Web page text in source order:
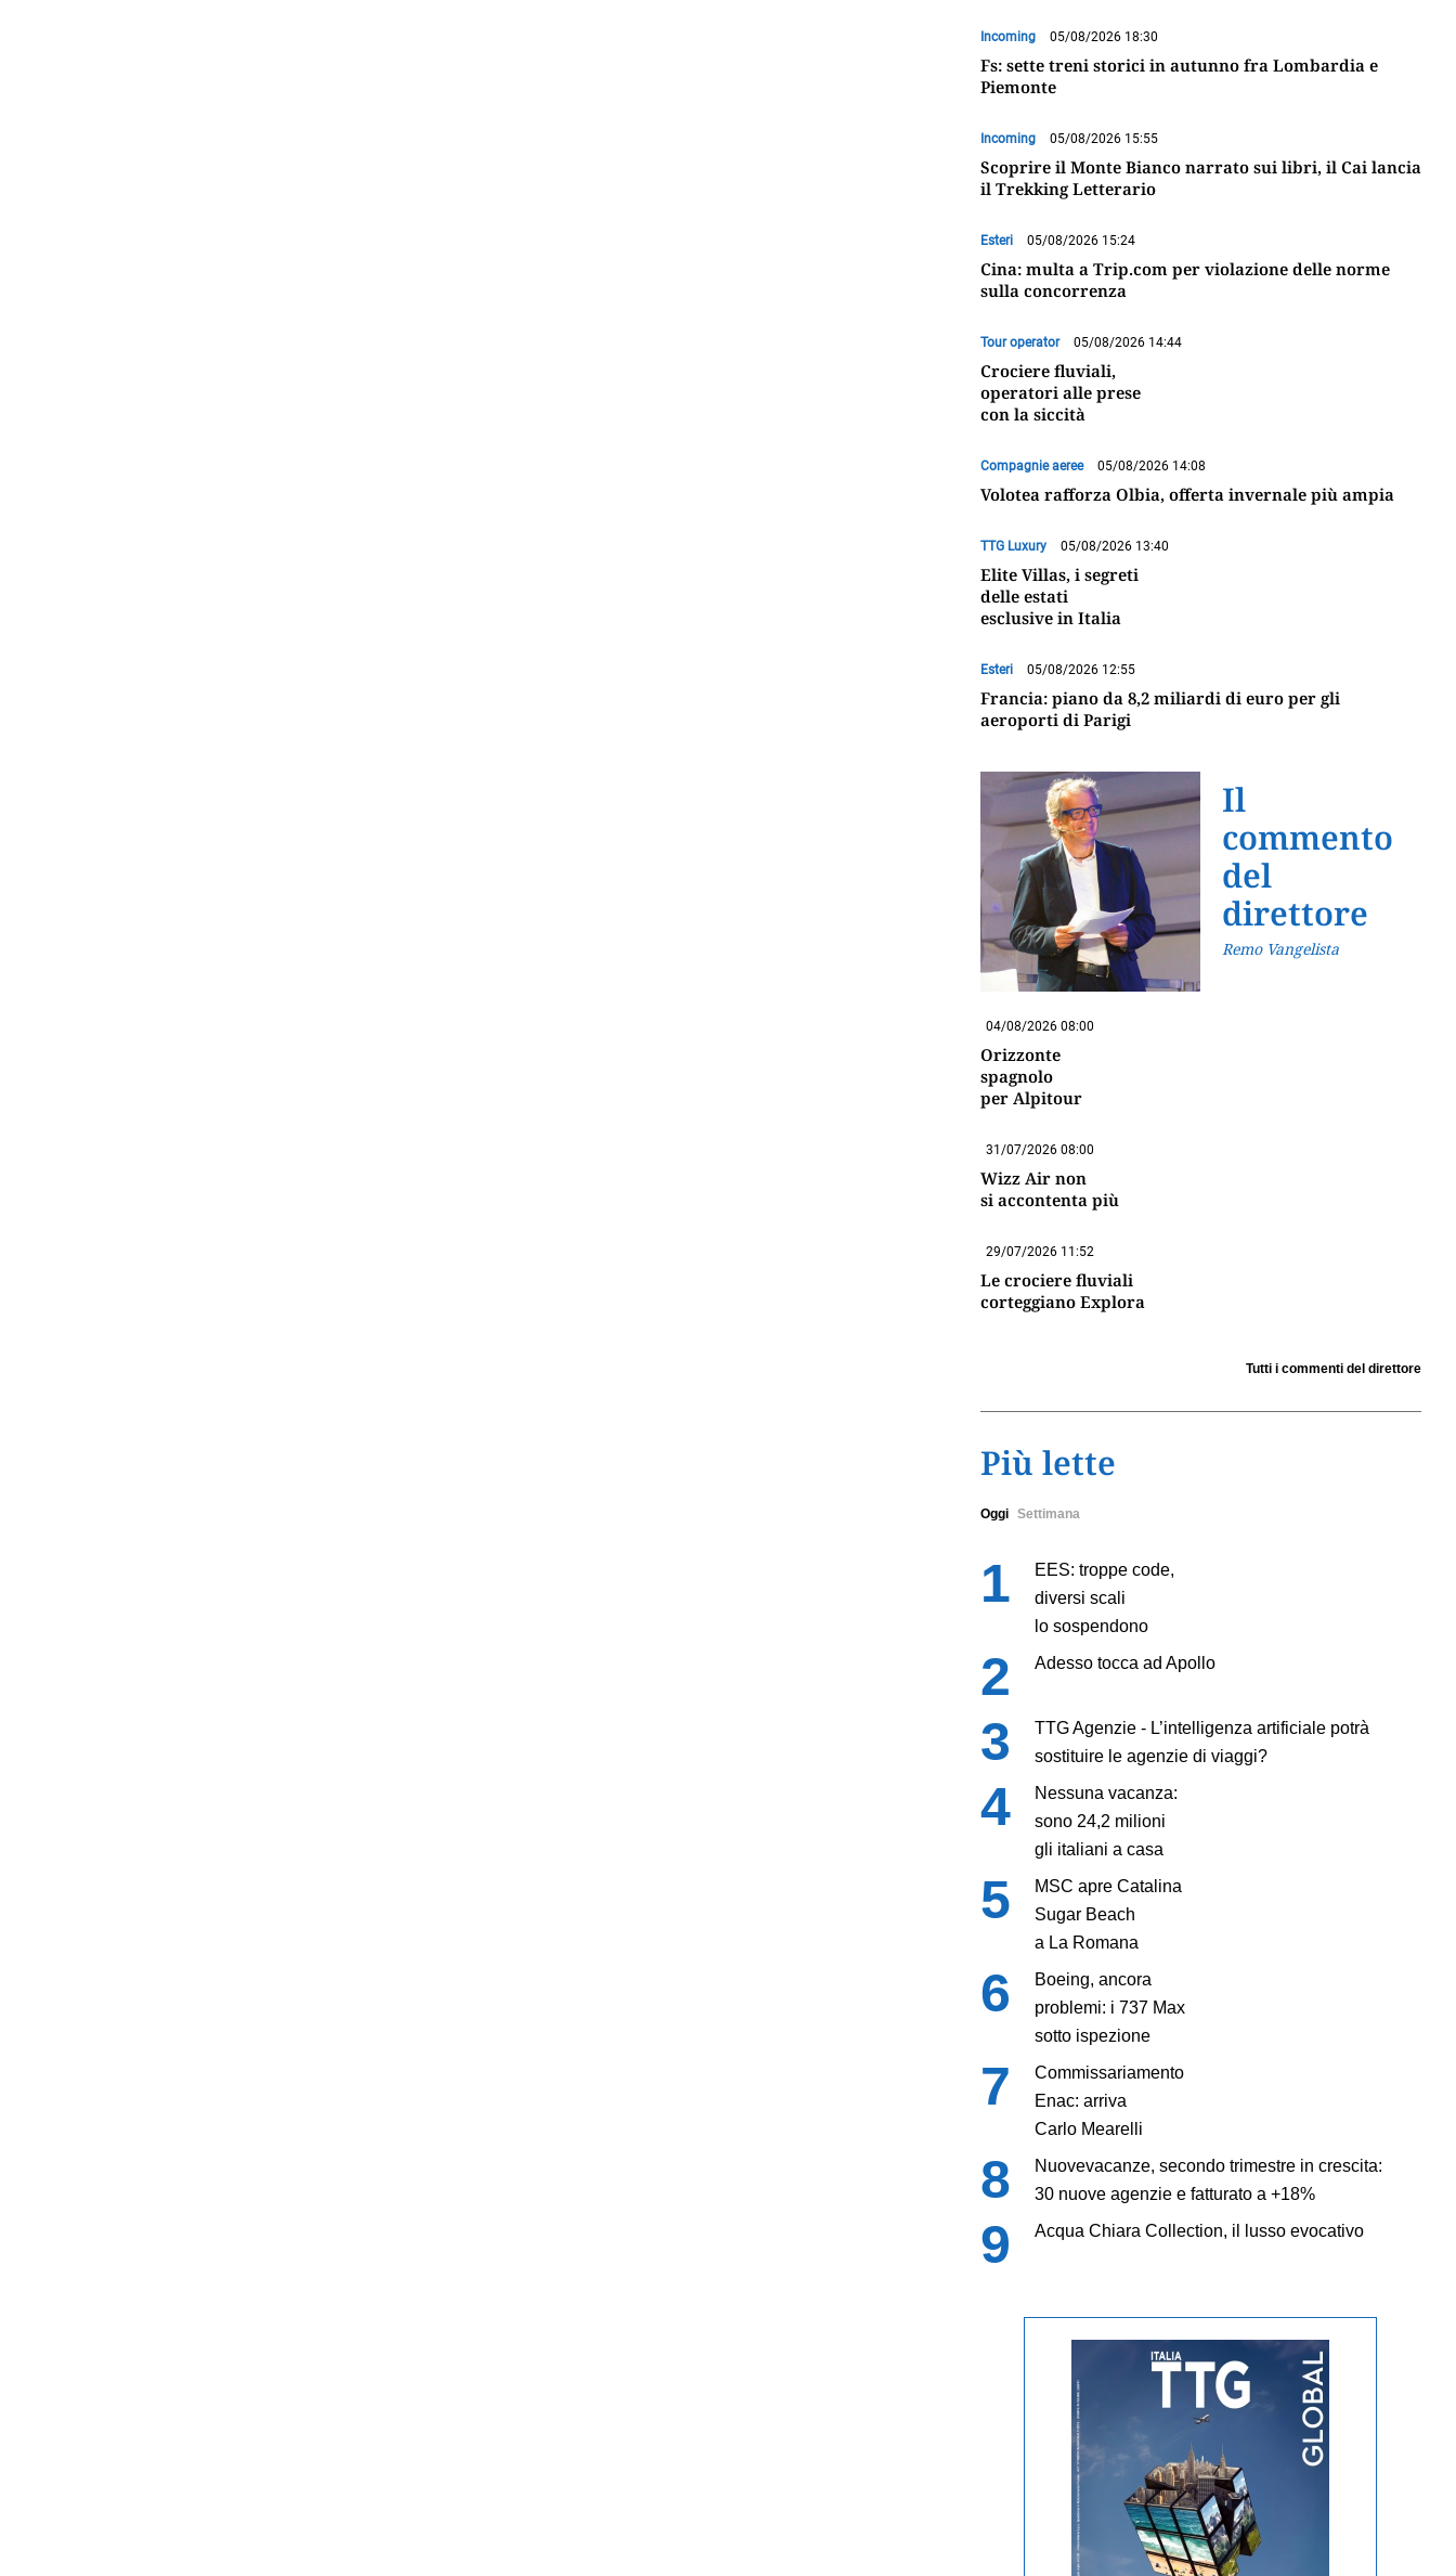
Incoming 05/08/2026 18:30
Fs: sette treni storici in autunno fra Lombardia e
Piemonte
Incoming 05/08/2026 15:55
Scoprire il Monte Bianco narrato sui libri, il Cai lancia
il Trekking Letterario
Esteri 05/08/2026 15:24
Cina: multa a Trip.com per violazione delle norme
sulla concorrenza
Tour operator 05/08/2026 14:44
Crociere fluviali,
operatori alle prese
con la siccità
Compagnie aeree 05/08/2026 14:08
Volotea rafforza Olbia, offerta invernale più ampia
TTG Luxury 05/08/2026 13:40
Elite Villas, i segreti
delle estati
esclusive in Italia
Esteri 05/08/2026 12:55
Francia: piano da 8,2 miliardi di euro per gli
aeroporti di Parigi
Il
commento
del
direttore
Remo Vangelista
04/08/2026 08:00
Orizzonte
spagnolo
per Alpitour
31/07/2026 08:00
Wizz Air non
si accontenta più
29/07/2026 11:52
Le crociere fluviali
corteggiano Explora
Tutti i commenti del direttore
Più lette
Oggi Settimana
EES: troppe code,
diversi scali
lo sospendono
Adesso tocca ad Apollo
TTG Agenzie - L’intelligenza artificiale potrà
sostituire le agenzie di viaggi?
Nessuna vacanza:
sono 24,2 milioni
gli italiani a casa
MSC apre Catalina
Sugar Beach
a La Romana
Boeing, ancora
problemi: i 737 Max
sotto ispezione
Commissariamento
Enac: arriva
Carlo Mearelli
Nuovevacanze, secondo trimestre in crescita:
30 nuove agenzie e fatturato a +18%
Acqua Chiara Collection, il lusso evocativo